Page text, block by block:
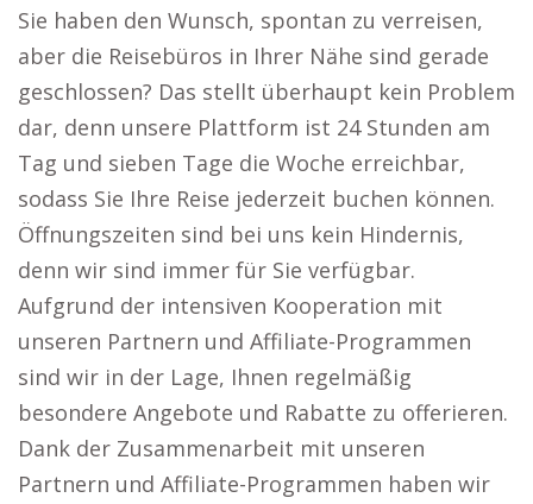
Sie haben den Wunsch, spontan zu verreisen,
aber die Reisebüros in Ihrer Nähe sind gerade
geschlossen? Das stellt überhaupt kein Problem
dar, denn unsere Plattform ist 24 Stunden am
Tag und sieben Tage die Woche erreichbar,
sodass Sie Ihre Reise jederzeit buchen können.
Öffnungszeiten sind bei uns kein Hindernis,
denn wir sind immer für Sie verfügbar.
Aufgrund der intensiven Kooperation mit
unseren Partnern und Affiliate-Programmen
sind wir in der Lage, Ihnen regelmäßig
besondere Angebote und Rabatte zu offerieren.
Dank der Zusammenarbeit mit unseren
Partnern und Affiliate-Programmen haben wir